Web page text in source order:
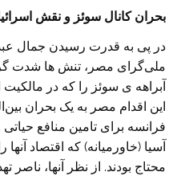
بحران کانال سوئز و نقش
در پی به قدرت رسیدن جمال
آبراهه ی سوئز را که در مالکیت
این اقدام مصر به یک بحران
فرانسه برای تامین منافع
آسیا (خاورمیانه) که اقتصاد
محتاج بودند. از نظر آنها، ناصر